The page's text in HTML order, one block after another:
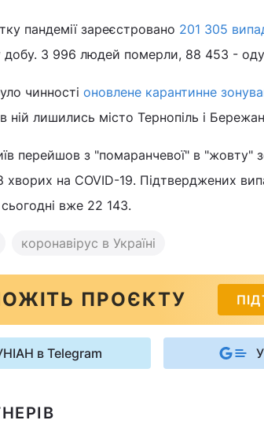
пандемії зареєстровано 201 305
добу. 3 996 людей померли, 88 453 -
чинності оновлене карантинне
ній лишились місто Тернопіль і
перейшов з "помаранчевої" в "жовту"
на COVID-19. Підтверджених
вже 22 143.
коронавірус в Україні
ПРОЄКТУ
в Telegram